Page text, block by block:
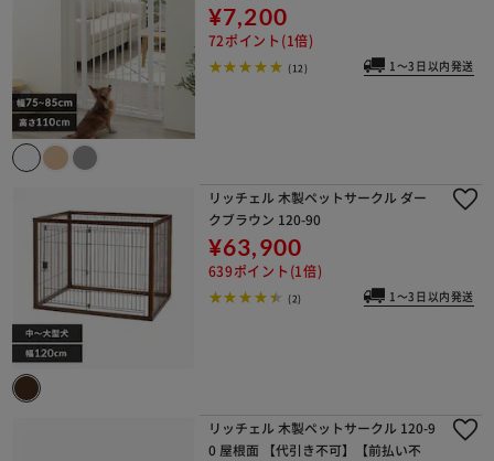
¥7,200
72ポイント(1倍)
(12) 1～3日以内発送
リッチェル 木製ペットサークル ダー
クブラウン 120-90
¥63,900
639ポイント(1倍)
(2) 1～3日以内発送
リッチェル 木製ペットサークル 120-9
0 屋根面 【代引き不可】【前払い不